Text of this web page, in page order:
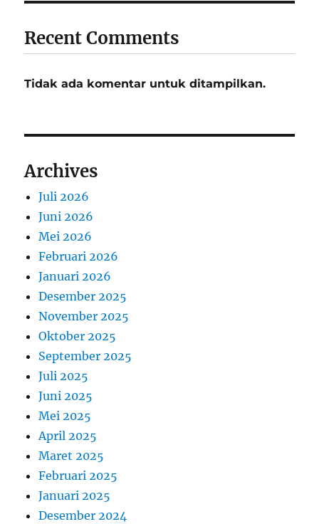
Recent Comments
Tidak ada komentar untuk ditampilkan.
Archives
Juli 2026
Juni 2026
Mei 2026
Februari 2026
Januari 2026
Desember 2025
November 2025
Oktober 2025
September 2025
Juli 2025
Juni 2025
Mei 2025
April 2025
Maret 2025
Februari 2025
Januari 2025
Desember 2024